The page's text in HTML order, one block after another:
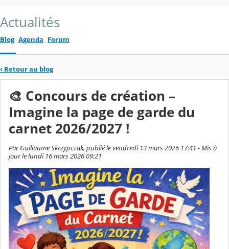
Actualités
Blog Agenda Forum
‹ Retour au blog
🎨 Concours de création –
Imagine la page de garde du
carnet 2026/2027 !
Par Guillaume Skrzypczak, publié le vendredi 13 mars 2026 17:41 - Mis à
jour le lundi 16 mars 2026 09:21